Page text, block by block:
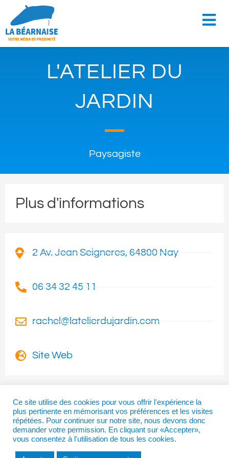
L'ATELIER DU
JARDIN
Paysagiste
Plus d'informations
2 Av. Jean Seigneres, 64800 Nay
06 34 32 45 11
rachel@latelierdujardin.com
Site Web
I
n
s
t
T
w
i
t
F
a
c
Ce site utilise des cookies pour vous offrir l'expérience la
plus pertinente en mémorisant vos préférences et les visites
répétées. Pour continuer sur notre site, nous devons donc
demander votre permission. En cliquant sur «Accepter»,
vous consentez à l'utilisation de tous les cookies.